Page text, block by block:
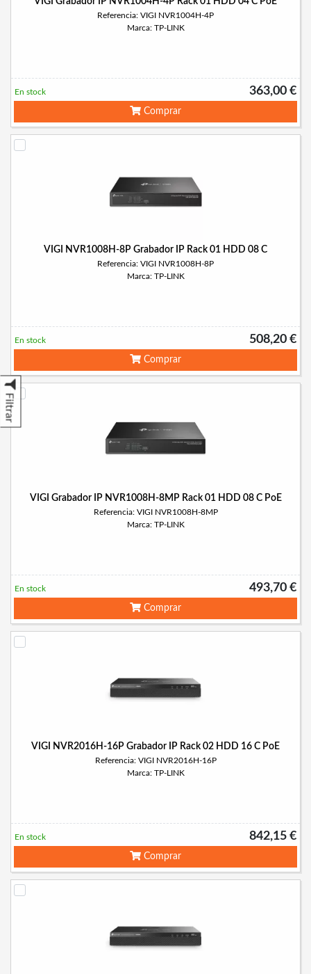
Filtrar
Referencia: VIGI NVR1004H-4P
Marca: TP-LINK
363,00 €
En stock
Comprar
VIGI NVR1008H-8P Grabador IP Rack 01 HDD 08 C
Referencia: VIGI NVR1008H-8P
Marca: TP-LINK
508,20 €
En stock
Comprar
VIGI Grabador IP NVR1008H-8MP Rack 01 HDD 08 C PoE
Referencia: VIGI NVR1008H-8MP
Marca: TP-LINK
493,70 €
En stock
Comprar
VIGI NVR2016H-16P Grabador IP Rack 02 HDD 16 C PoE
Referencia: VIGI NVR2016H-16P
Marca: TP-LINK
842,15 €
En stock
Comprar